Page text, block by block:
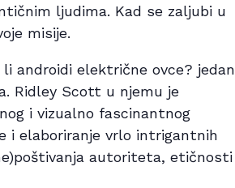
ljudima. Kad se zaljubi u
misije.
androidi električne ovce? jedan
Ridley Scott u njemu je
i vizualno fascinantnog
i elaboriranje vrlo intrigantnih
autoriteta, etičnosti